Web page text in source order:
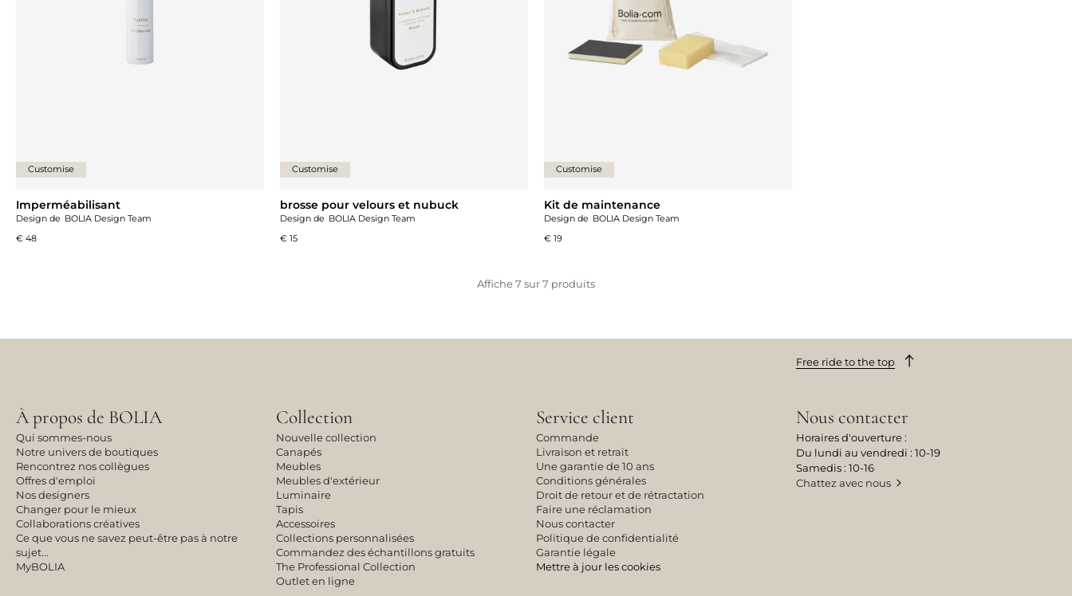
Customise
Imperméabilisant
Design de BOLIA Design Team
€ 48
Customise
brosse pour velours et nubuck
Design de BOLIA Design Team
€ 15
Customise
Kit de maintenance
Design de BOLIA Design Team
€ 19
Affiche7 sur7 produits
Free ride to the top
À propos de BOLIA
Qui sommes-nous
Notre univers de boutiques
Rencontrez nos collègues
Offres d'emploi
Nos designers
Changer pour le mieux
Collaborations créatives
Ce que vous ne savez peut-être pas à notre
sujet...
MyBOLIA
Collection
Nouvelle collection
Canapés
Meubles
Meubles d'extérieur
Luminaire
Tapis
Accessoires
Collections personnalisées
Commandez des échantillons gratuits
The Professional Collection
Outlet en ligne
Service client
Commande
Livraison et retrait
Une garantie de 10 ans
Conditions générales
Droit de retour et de rétractation
Faire une réclamation
Nous contacter
Politique de confidentialité
Garantie légale
Mettre à jour les cookies
Nous contacter
Horaires d'ouverture :
Du lundi au vendredi : 10-19
Samedis : 10-16
Chattez avec nous